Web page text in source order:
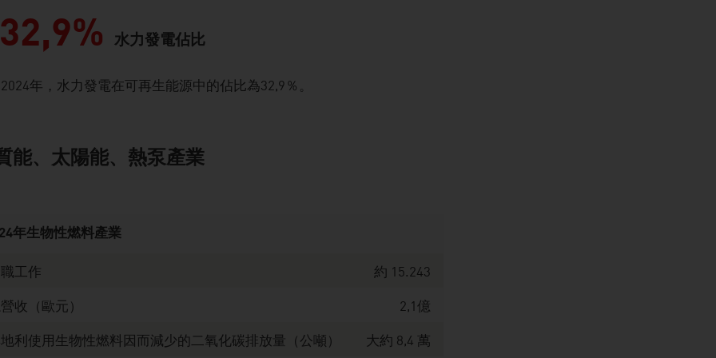
32,9% 水力發電佔比
2024年，水力發電在可再生能源中的佔比為32,9％。
能、太陽能、熱泵產業
年生物性燃料產業
工作 約 15.243
收（歐元） 2,1億
利使用生物性燃料因而減少的二氧化碳排放量（公噸） 大約 8,4 萬